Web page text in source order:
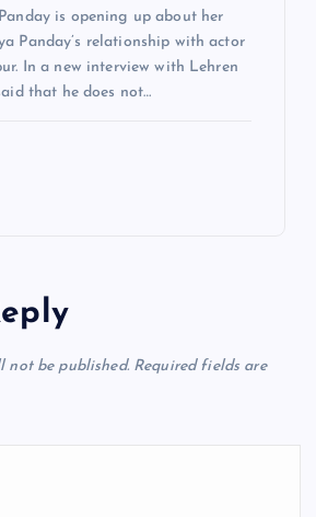
is opening up about her
Panday’s relationship with actor
In a new interview with Lehren
that he does not…
not be published. Required fields are